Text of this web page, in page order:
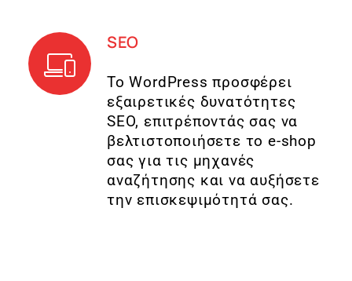
SEO
Το WordPress προσφέρει
εξαιρετικές δυνατότητες
SEO, επιτρέποντάς σας να
βελτιστοποιήσετε το e-shop
σας για τις μηχανές
αναζήτησης και να αυξήσετε
την επισκεψιμότητά σας.